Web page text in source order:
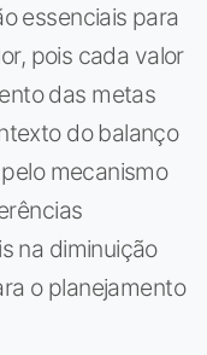
essenciais para
pois cada valor
das metas
do balanço
mecanismo
na diminuição
o planejamento